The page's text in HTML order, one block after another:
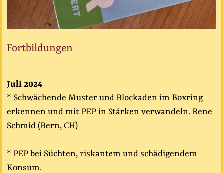
Fortbildungen
Juli 2024
* Schwächende Muster und Blockaden im Boxring
erkennen und mit PEP in Stärken verwandeln. Rene
Schmid (Bern, CH)
* PEP bei Süchten, riskantem und schädigendem
Konsum.